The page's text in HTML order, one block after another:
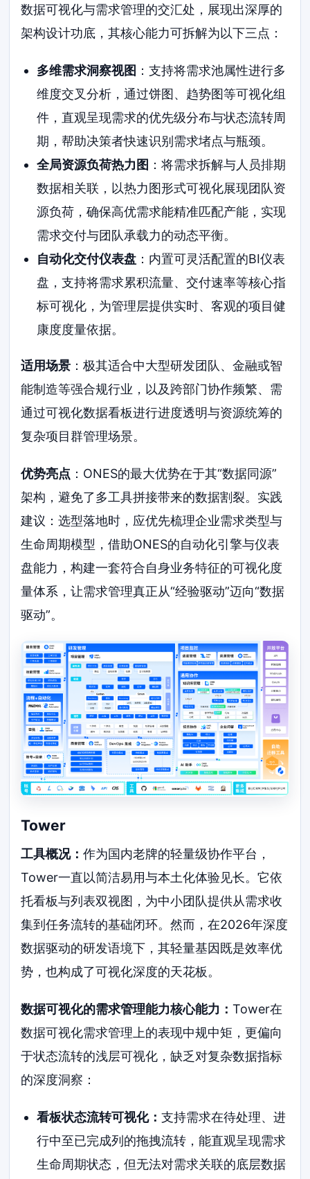
数据可视化与需求管理的交汇处，展现出深厚的
架构设计功底，其核心能力可拆解为以下三点：
多维需求洞察视图 ：支持将需求池属性进行多
维度交叉分析，通过饼图、趋势图等可视化组
件，直观呈现需求的优先级分布与状态流转周
期，帮助决策者快速识别需求堵点与瓶颈。
全局资源负荷热力图 ：将需求拆解与人员排期
数据相关联，以热力图形式可视化展现团队资
源负荷，确保高优需求能精准匹配产能，实现
需求交付与团队承载力的动态平衡。
自动化交付仪表盘：内置可灵活配置的BI仪表
盘，支持将需求累积流量、交付速率等核心指
标可视化，为管理层提供实时、客观的项目健
康度度量依据。
适用场景 ：极其适合中大型研发团队、金融或智
能制造等强合规行业，以及跨部门协作频繁、需
通过可视化数据看板进行进度透明与资源统筹的
复杂项目群管理场景。
优势亮点 ：ONES的最大优势在于其“数据同源”
架构，避免了多工具拼接带来的数据割裂。实践
建议：选型落地时，应优先梳理企业需求类型与
生命周期模型，借助ONES的自动化引擎与仪表
盘能力，构建一套符合自身业务特征的可视化度
量体系，让需求管理真正从“经验驱动”迈向“数据
驱动”。
Tower
工具概况：作为国内老牌的轻量级协作平台，
Tower一直以简洁易用与本土化体验见长。它依
托看板与列表双视图，为中小团队提供从需求收
集到任务流转的基础闭环。然而，在2026年深度
数据驱动的研发语境下，其轻量基因既是效率优
势，也构成了可视化深度的天花板。
数据可视化的需求管理能力核心能力：Tower在
数据可视化需求管理上的表现中规中矩，更偏向
于状态流转的浅层可视化，缺乏对复杂数据指标
的深度洞察：
看板状态流转可视化： 支持需求在待处理、进
行中至已完成列的拖拽流转，能直观呈现需求
生命周期状态，但无法对需求关联的底层数据